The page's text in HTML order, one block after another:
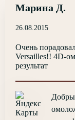
Марина Д.
26.08.2015
Очень
Versailles!! 4D-
результат